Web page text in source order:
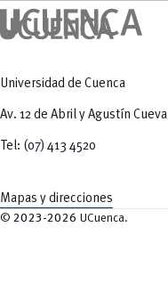
Universidad de Cuenca
Av. 12 de Abril y Agustín Cueva
Tel: (07) 413 4520
Mapas y direcciones
© 2023-2026 UCuenca.